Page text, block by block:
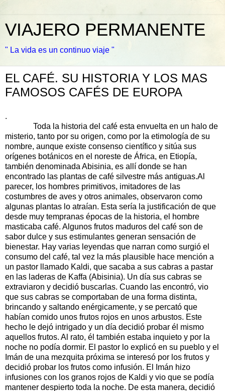
VIAJERO PERMANENTE
" La vida es un continuo viaje "
EL CAFÉ. SU HISTORIA Y LOS MAS
FAMOSOS CAFÉS DE EUROPA
.
Toda la historia del café esta envuelta en un halo de
misterio, tanto por su origen, como por la etimología de su
nombre, aunque existe consenso científico y sitúa sus
orígenes botánicos en el noreste de África, en Etiopía,
también denominada Abisinia, es allí donde se han
encontrado las plantas de café silvestre más antiguas.Al
parecer, los hombres primitivos, imitadores de las
costumbres de aves y otros animales, observaron como
algunas plantas lo atraían. Esta sería la justificación de que
desde muy tempranas épocas de la historia, el hombre
masticaba café. Algunos frutos maduros del café son de
sabor dulce y sus estimulantes generan sensación de
bienestar. Hay varias leyendas que narran como surgió el
consumo del café, tal vez la más plausible hace mención a
un pastor llamado Kaldi, que sacaba a sus cabras a pastar
en las laderas de Kaffa (Abisinia). Un día sus cabras se
extraviaron y decidió buscarlas. Cuando las encontró, vio
que sus cabras se comportaban de una forma distinta,
brincando y saltando enérgicamente, y se percató que
habían comido unos frutos rojos en unos arbustos. Este
hecho le dejó intrigado y un día decidió probar él mismo
aquellos frutos. Al rato, él también estaba inquieto y por la
noche no podía dormir. El pastor lo explicó en su pueblo y el
Imán de una mezquita próxima se interesó por los frutos y
decidió probar los frutos como infusión. El Imán hizo
infusiones con los granos rojos de Kaldi y vio que se podía
mantener despierto toda la noche. De esta manera, decidió